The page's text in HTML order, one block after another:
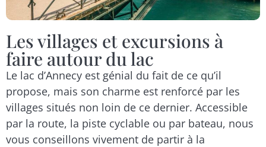
Les villages et excursions à
faire autour du lac
Le lac d’Annecy est génial du fait de ce qu’il
propose, mais son charme est renforcé par les
villages situés non loin de ce dernier. Accessible
par la route, la piste cyclable ou par bateau, nous
vous conseillons vivement de partir à la